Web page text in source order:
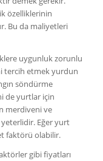
özelliklerinin
Bu da maliyetleri
uygunluk zorunlu
tercih etmek yurdun
söndürme
de yurtlar için
merdiveni ve
Eğer yurt
faktörü olabilir.
gibi fiyatları